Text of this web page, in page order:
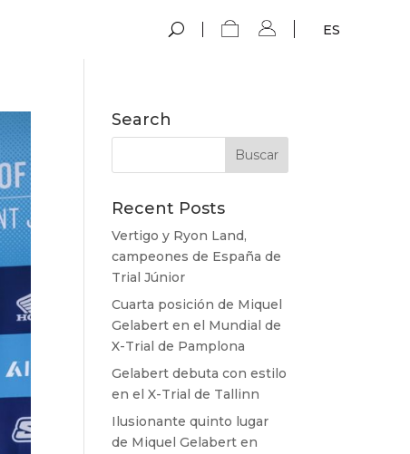
ES
Search
Recent Posts
Vertigo y Ryon Land,
campeones de España de
Trial Júnior
Cuarta posición de Miquel
Gelabert en el Mundial de
X-Trial de Pamplona
Gelabert debuta con estilo
en el X-Trial de Tallinn
Ilusionante quinto lugar
de Miquel Gelabert en